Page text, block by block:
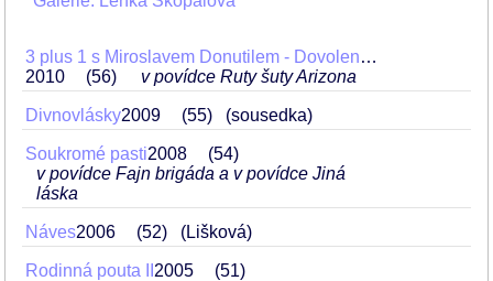
3 plus 1 s Miroslavem Donutilem - Dovolená (Parohy na kole, Ruty šuty Arizona, Řecko není všecko)
2010
56 v povídce Ruty šuty Arizona
Divnovlásky2009 55 (sousedka)
Soukromé pasti2008
54
v povídce Fajn brigáda a v povídce Jiná
láska
Náves2006 52 (Lišková)
Rodinná pouta II 2005 51